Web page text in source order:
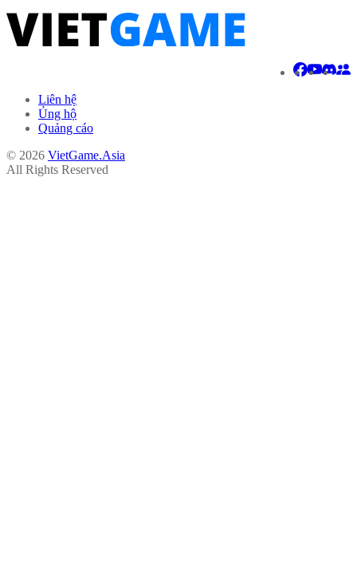
Liên hệ
Ủng hộ
Quảng cáo
© 2026 VietGame.Asia
All Rights Reserved